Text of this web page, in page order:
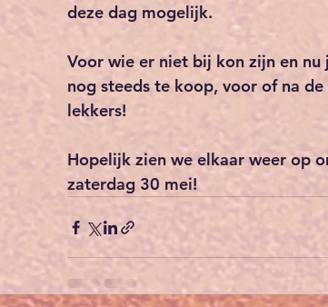
deze dag mogelijk.
Voor wie er niet bij kon zijn en
nog steeds te koop, voor of na
lekkers!
Hopelijk zien we elkaar weer op
zaterdag 30 mei!